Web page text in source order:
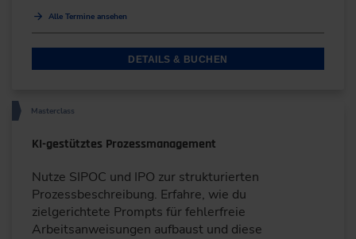
Alle Termine ansehen
DETAILS & BUCHEN
Masterclass
KI-gestütztes Prozessmanagement
Nutze SIPOC und IPO zur strukturierten
Prozessbeschreibung. Erfahre, wie du
zielgerichtete Prompts für fehlerfreie
Arbeitsanweisungen aufbaust und diese